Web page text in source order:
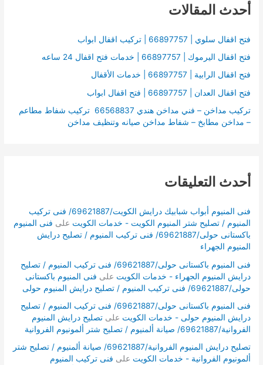
ث
ن
:
أحدث المقالات
فتح اقفال سلوي | 66897757 | تركيب اقفال ابواب
فتح اقفال اليرموك | 66897757 | خدمات فتح اقفال 24 ساعه
فتح اقفال الرابية | 66897757 | خدمات الأقفال
فتح اقفال العدان | 66897757 | فتح اقفال ابواب
تركيب مداخن – فني مداخن هندي 66568837 تركيب شفاط مطاعم
– مداخن مطابخ – شفاط مداخن صيانه وتنظيف مداخن
أحدث التعليقات
فنى المنيوم أبواب شبابيك درايش الكويت/69621887/ فنى تركيب
المنيوم / تصليح شتر المنيوم الكويت - خدمات الكويت على فنى المنيوم
باكستانى حولى/69621887/ فنى تركيب المنيوم / تصليح درايش
المنيوم الجهراء
فنى المنيوم باكستانى حولى/69621887/ فنى تركيب المنيوم / تصليح
درايش المنيوم الجهراء - خدمات الكويت على فنى المنيوم باكستانى
حولى/69621887/ فنى تركيب المنيوم / تصليح درايش المنيوم حولى
فنى المنيوم باكستانى حولى/69621887/ فنى تركيب المنيوم / تصليح
درايش المنيوم حولى - خدمات الكويت علىتصليح درايش المنيوم
الفروانية/69621887/ صيانة ألمنيوم / تصليح شتر ألمونيوم الفروانية
تصليح درايش المنيوم الفروانية/69621887/ صيانة ألمنيوم / تصليح شتر
ألمونيوم الفروانية - خدمات الكويت على فنى تركيب المنيوم